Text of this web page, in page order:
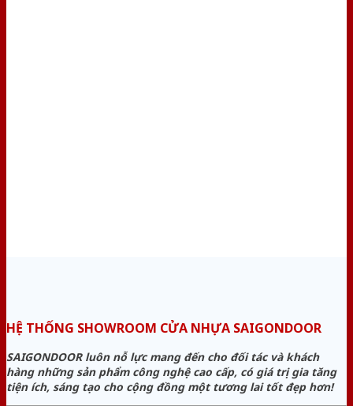
HỆ THỐNG SHOWROOM CỬA NHỰA SAIGONDOOR
SAIGONDOOR luôn nỗ lực mang đến cho đối tác và khách
hàng những sản phẩm công nghệ cao cấp, có giá trị gia tăng
tiện ích, sáng tạo cho cộng đồng một tương lai tốt đẹp hơn!